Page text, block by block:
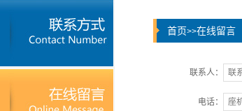
首页>>在线留言
联系人：
电话：